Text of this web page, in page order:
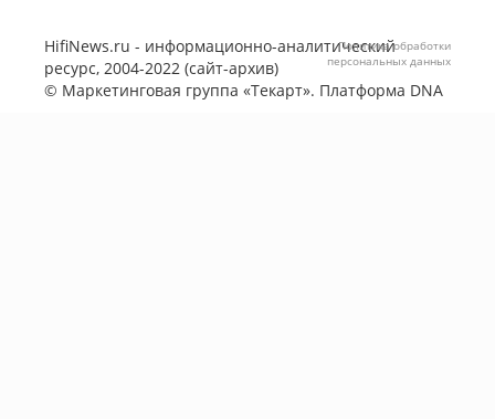
HifiNews.ru - информационно-аналитический
ресурс, 2004-2022 (сайт-архив)
© Маркетинговая группа «Текарт». Платформа DNA
Политика обработки
персональных данных